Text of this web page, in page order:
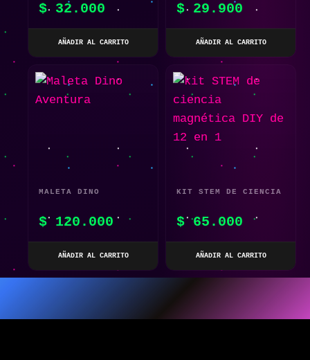
$32.000
AÑADIR AL CARRITO
TABLERO GRÁFICO LCD
$29.900
AÑADIR AL CARRITO
MALETA DINO
$120.000
AÑADIR AL CARRITO
KIT STEM DE CIENCIA
EN 1
$65.000
AÑADIR AL CARRITO